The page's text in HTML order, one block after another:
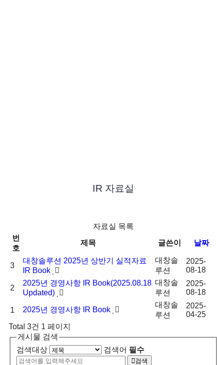
IR 자료실
자료실 목록
번
호
제목 글쓴이 날짜
3
대창솔루션 2025년 상반기 실적자료
IR Book
대창솔
루션
2025-
08-18
2
2025년 경영사항 IR Book(2025.08.18
Updated)
대창솔
루션
2025-
08-18
1 2025년 경영사항 IR Book
대창솔
루션
2025-
04-25
Total 3건 1 페이지
게시물 검색
검색대상
검색어 필수
검색